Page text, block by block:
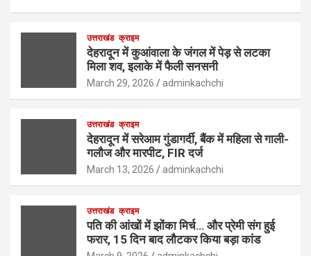
उत्तराखंड क्राइम
देहरादून में कुआंवाला के जंगल में पेड़ से लटका
मिला शव, इलाके में फैली सनसनी
March 29, 2026 adminkachchi
उत्तराखंड क्राइम
देहरादून में सरेआम गुंडागर्दी, बैंक में महिला से गाली-
गलौज और मारपीट, FIR दर्ज
March 13, 2026 adminkachchi
उत्तराखंड क्राइम
पति की आंखों में झोंका मिर्च… और प्रेमी संग हुई
फरार, 15 दिन बाद लौटकर किया बड़ा कांड